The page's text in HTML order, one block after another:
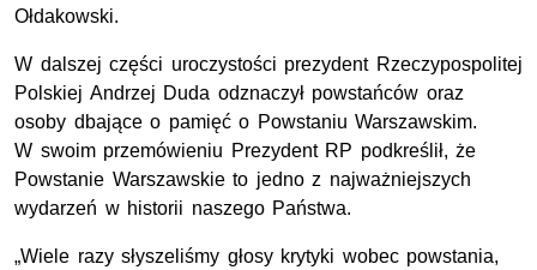
Ołdakowski.
W dalszej części uroczystości prezydent Rzeczypospolitej
Polskiej Andrzej Duda odznaczył powstańców oraz
osoby dbające o pamięć o Powstaniu Warszawskim.
W swoim przemówieniu Prezydent RP podkreślił, że
Powstanie Warszawskie to jedno z najważniejszych
wydarzeń w historii naszego Państwa.
„Wiele razy słyszeliśmy głosy krytyki wobec powstania,